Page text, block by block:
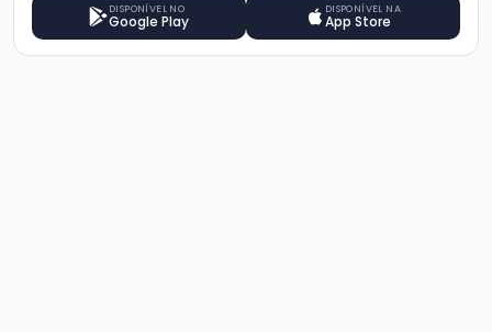
DISPONÍVEL NO
Google Play
DISPONÍVEL NA
App Store